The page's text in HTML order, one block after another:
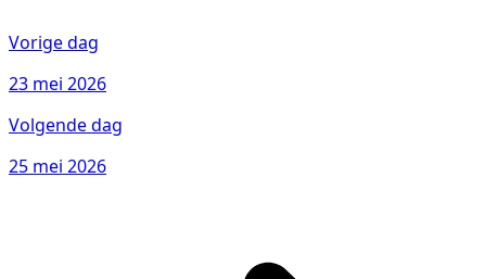
Vorige dag
23 mei 2026
Volgende dag
25 mei 2026